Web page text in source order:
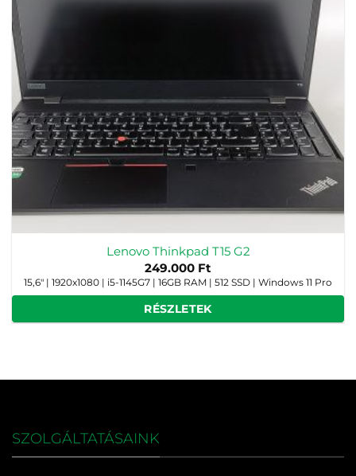
Lenovo Thinkpad T15 G2
249.000 Ft
15,6" | 1920x1080 | i5-1145G7 | 16GB RAM | 512 SSD | Windows 11 Pro
RÉSZLETEK
SZOLGÁLTATÁSAINK